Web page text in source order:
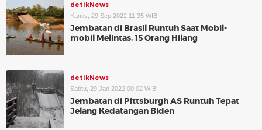
detikNews
Kamis, 29 Sep 2022 11:35 WIB
Jembatan di Brasil Runtuh Saat Mobil-
mobil Melintas, 15 Orang Hilang
detikNews
Sabtu, 29 Jan 2022 00:02 WIB
Jembatan di Pittsburgh AS Runtuh Tepat
Jelang Kedatangan Biden